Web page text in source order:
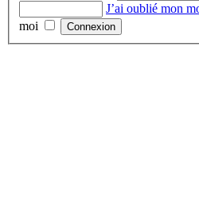
J’ai oublié mon
moi